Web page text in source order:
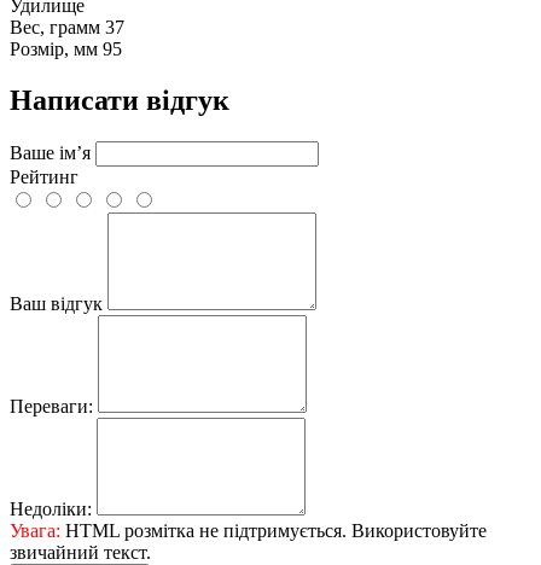
Удилище
Вес, грамм 37
Розмір, мм 95
Написати відгук
Ваше ім’я
Рейтинг
Ваш відгук
Переваги:
Недоліки:
Увага: HTML розмітка не підтримується. Використовуйте
звичайний текст.